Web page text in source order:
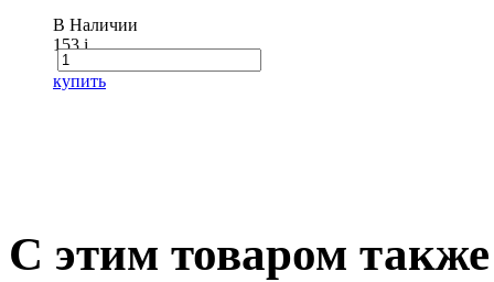
В Наличии
153i
купить
С этим товаром